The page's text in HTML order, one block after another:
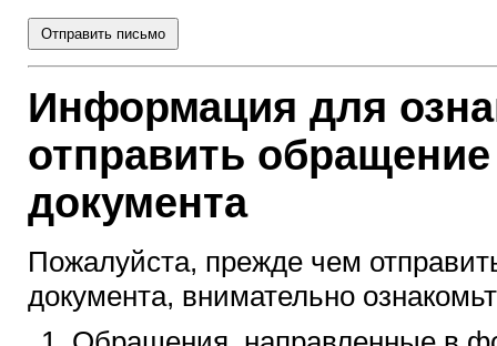
Отправить письмо
Информация для
отправить
документа
Пожалуйста, прежде чем
документа, внимательно